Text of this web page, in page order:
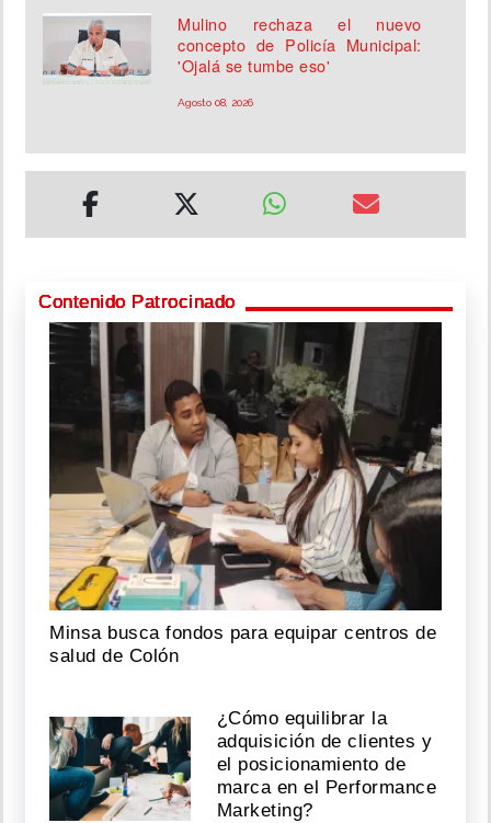
Mulino rechaza el nuevo
concepto de Policía Municipal:
'Ojalá se tumbe eso'
Agosto 08, 2026
Contenido Patrocinado
Minsa busca fondos para equipar centros de
salud de Colón
¿Cómo equilibrar la
adquisición de clientes y
el posicionamiento de
marca en el Performance
Marketing?